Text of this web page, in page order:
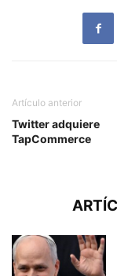
Artículo anterior
Twitter adquiere
TapCommerce